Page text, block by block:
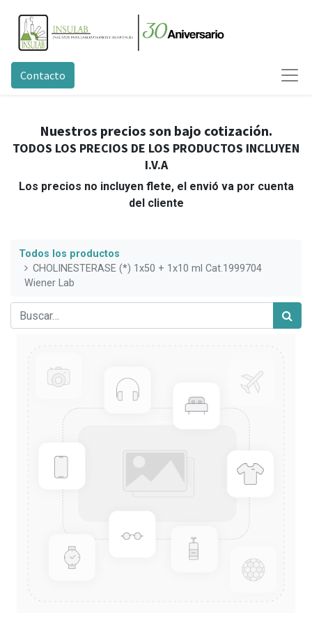
Contacto
Nuestros precios son bajo cotización.
TODOS LOS PRECIOS DE LOS PRODUCTOS INCLUYEN
I.V.A
Los precios no incluyen flete, el envió va por cuenta
del cliente
Todos los productos
CHOLINESTERASE (*) 1x50 + 1x10 ml Cat.1999704
Wiener Lab